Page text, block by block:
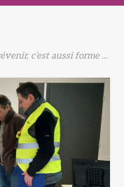
c’est aussi forme ...